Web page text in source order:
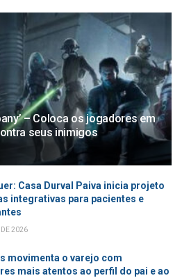
– Coloca os jogadores em
seus inimigos
Casa Durval Paiva inicia projeto
integrativas para pacientes e
DE 2026
movimenta o varejo com
mais atentos ao perfil do pai e ao